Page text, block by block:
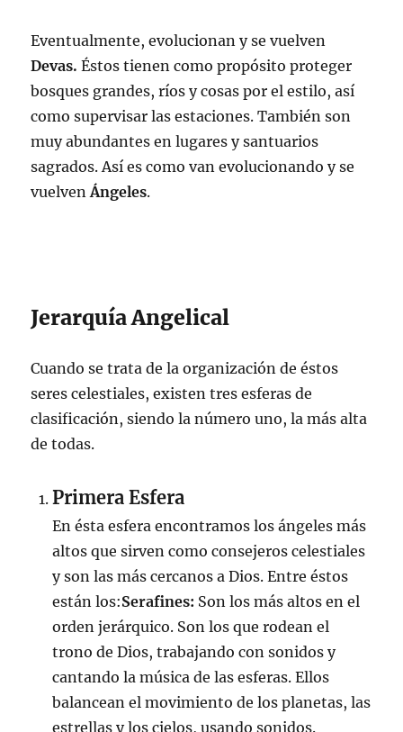
Eventualmente, evolucionan y se vuelven
Devas.Éstos tienen como propósito proteger
bosques grandes, ríos y cosas por el estilo, así
como supervisar las estaciones. También son
muy abundantes en lugares y santuarios
sagrados. Así es como van evolucionando y se
vuelvenÁngeles.
Jerarquía Angelical
Cuando se trata de la organización de éstos
seres celestiales, existen tres esferas de
clasificación, siendo la número uno, la más alta
de todas.
Primera Esfera
En ésta esfera encontramos los ángeles más
altos que sirven como consejeros celestiales
y son las más cercanos a Dios. Entre éstos
están los:Serafines: Son los más altos en el
orden jerárquico. Son los que rodean el
trono de Dios, trabajando con sonidos y
cantando la música de las esferas. Ellos
balancean el movimiento de los planetas, las
estrellas y los cielos, usando sonidos.